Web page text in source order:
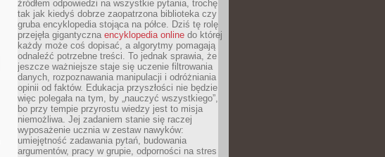
źródłem odpowiedzi na wszystkie pytania, trochę
tak jak kiedyś dobrze zaopatrzona biblioteka czy
gruba encyklopedia stojąca na półce. Dziś tę rolę
przejęła gigantyczna encyklopedia online do której
każdy może coś dopisać, a algorytmy pomagają
odnaleźć potrzebne treści. To jednak sprawia, że
jeszcze ważniejsze staje się uczenie filtrowania
danych, rozpoznawania manipulacji i odróżniania
opinii od faktów. Edukacja przyszłości nie będzie
więc polegała na tym, by „nauczyć wszystkiego”,
bo przy tempie przyrostu wiedzy jest to misja
niemożliwa. Jej zadaniem stanie się raczej
wyposażenie ucznia w zestaw nawyków:
umiejętność zadawania pytań, budowania
argumentów, pracy w grupie, odporności na stres